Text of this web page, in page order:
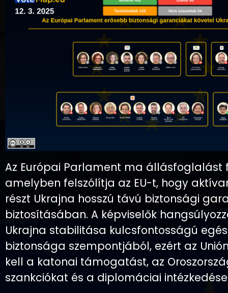
Az Európai Parlament ma állásfoglalást
amelyben felszólítja az EU-t, hogy
részt Ukrajna hosszú távú biztonsági
biztosításában. A képviselők
Ukrajna stabilitása kulcsfontosságú
biztonsága szempontjából, ezért az
kell a katonai támogatást, az
szankciókat és a diplomáciai